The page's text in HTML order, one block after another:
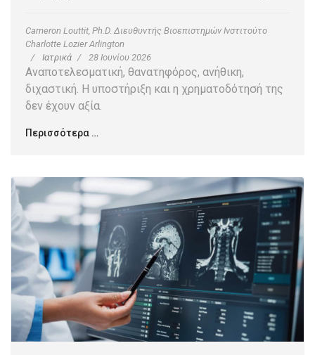
Cameron Louttit, Ph.D. Διευθυντής Βιοεπιστημών Ινστιτούτο
Charlotte Lozier Arlington
Ιατρικά
28 Ιουνίου 2026
Αναποτελεσματική, θανατηφόρος, ανήθικη,
διχαστική. Η υποστήριξη και η χρηματοδότησή της
δεν έχουν αξία.
Περισσότερα …